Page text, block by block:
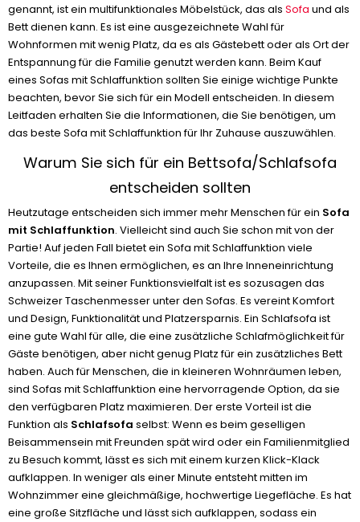
genannt, ist ein multifunktionales Möbelstück, das als Sofa und als
Bett dienen kann. Es ist eine ausgezeichnete Wahl für
Wohnformen mit wenig Platz, da es als Gästebett oder als Ort der
Entspannung für die Familie genutzt werden kann. Beim Kauf
eines Sofas mit Schlaffunktion sollten Sie einige wichtige Punkte
beachten, bevor Sie sich für ein Modell entscheiden. In diesem
Leitfaden erhalten Sie die Informationen, die Sie benötigen, um
das beste Sofa mit Schlaffunktion für Ihr Zuhause auszuwählen.
Warum Sie sich für ein Bettsofa/Schlafsofa
entscheiden sollten
Heutzutage entscheiden sich immer mehr Menschen für ein Sofa
mit Schlaffunktion. Vielleicht sind auch Sie schon mit von der
Partie! Auf jeden Fall bietet ein Sofa mit Schlaffunktion viele
Vorteile, die es Ihnen ermöglichen, es an Ihre Inneneinrichtung
anzupassen. Mit seiner Funktionsvielfalt ist es sozusagen das
Schweizer Taschenmesser unter den Sofas. Es vereint Komfort
und Design, Funktionalität und Platzersparnis. Ein Schlafsofa ist
eine gute Wahl für alle, die eine zusätzliche Schlafmöglichkeit für
Gäste benötigen, aber nicht genug Platz für ein zusätzliches Bett
haben. Auch für Menschen, die in kleineren Wohnräumen leben,
sind Sofas mit Schlaffunktion eine hervorragende Option, da sie
den verfügbaren Platz maximieren. Der erste Vorteil ist die
Funktion als Schlafsofa selbst: Wenn es beim geselligen
Beisammensein mit Freunden spät wird oder ein Familienmitglied
zu Besuch kommt, lässt es sich mit einem kurzen Klick-Klack
aufklappen. In weniger als einer Minute entsteht mitten im
Wohnzimmer eine gleichmäßige, hochwertige Liegefläche. Es hat
eine große Sitzfläche und lässt sich aufklappen, sodass ein